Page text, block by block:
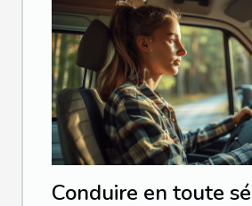
Conduire en toute